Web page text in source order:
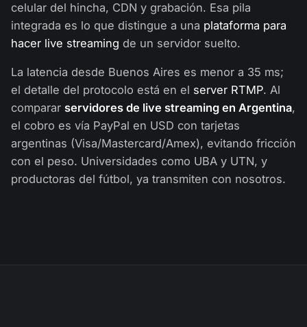
celular del hincha, CDN y grabación. Esa pila
integrada es lo que distingue a una plataforma para
hacer live streaming de un servidor suelto.
La latencia desde Buenos Aires es menor a 35 ms;
el detalle del protocolo está en el server RTMP. Al
comparar servidores de live streaming en Argentina,
el cobro es vía PayPal en USD con tarjetas
argentinas (Visa/Mastercard/Amex), evitando fricción
con el peso. Universidades como UBA y UTN, y
productoras del fútbol, ya transmiten con nosotros.